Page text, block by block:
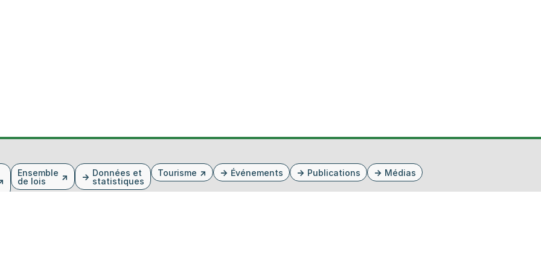
Ensemble
de lois
Données et
statistiques
Tourisme Événements Publications Médias